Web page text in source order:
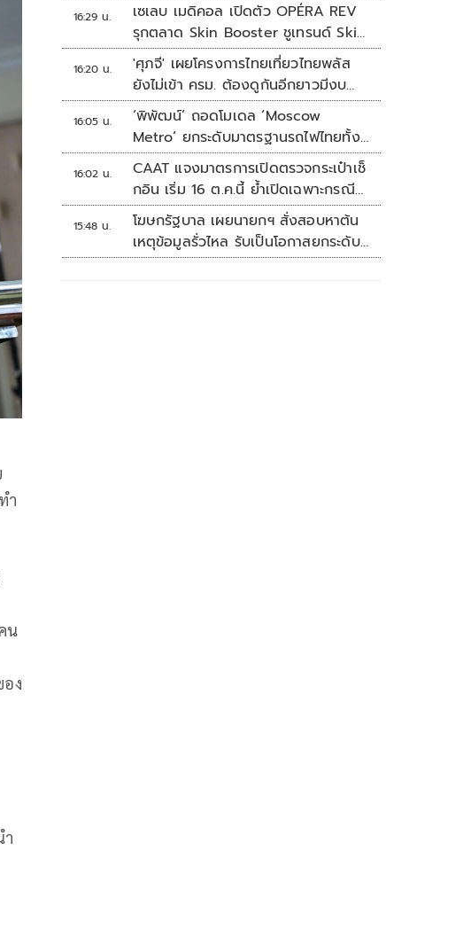
ำ
น
ง
16:29 น.
เซเลบ เมดิคอล เปิดตัว OPÉRA REV
รุกตลาด Skin Booster ชูเทรนด์ Skin
Quality & Longevity ตอบโจทย์
คลินิกความงาม
16:20 น.
'ศุภจี' เผยโครงการไทยเที่ยวไทยพลัส
ยังไม่เข้า ครม. ต้องดูกันอีกยาวมีงบ
เหลือเท่าไหร่
16:05 น.
‘พิพัฒน์’ ถอดโมเดล ‘Moscow
Metro’ ยกระดับมาตรฐานรถไฟไทยทั้ง
ระบบ
16:02 น.
CAAT แจงมาตรการเปิดตรวจกระเป๋าเช็
กอิน เริ่ม 16 ต.ค.นี้ ย้ำเปิดเฉพาะกรณี
ต้องสงสัย
15:48 น.
โฆษกรัฐบาล เผยนายกฯ สั่งสอบหาต้น
เหตุข้อมูลรั่วไหล รับเป็นโอกาสยกระดับ
ความมั่นคงปลอดภัยข้อมูลภาครัฐทั้ง